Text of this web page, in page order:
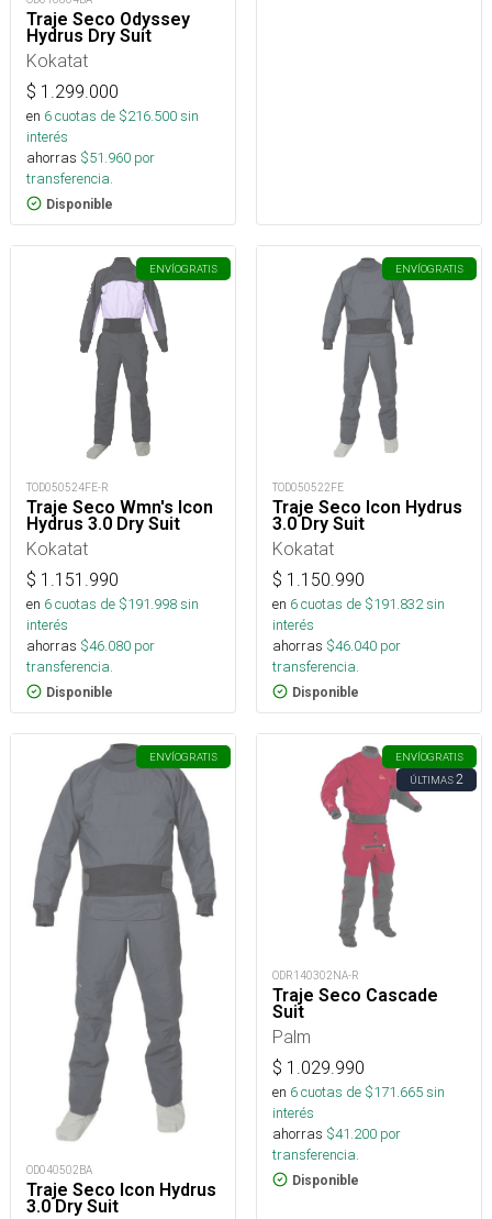
Traje Seco Odyssey
Hydrus Dry Suit
Kokatat
$ 1.299.000
en 6cuotas de $216.500sin
interés
ahorras $51.960 por
transferencia.
Disponible
ENVÍOGRATIS
TOD050524FE-R
Traje Seco Wmn's Icon
Hydrus 3.0 Dry Suit
Kokatat
$ 1.151.990
en 6cuotas de $191.998sin
interés
ahorras $46.080 por
transferencia.
Disponible
ENVÍOGRATIS
TOD050522FE
Traje Seco Icon Hydrus
3.0 Dry Suit
Kokatat
$ 1.150.990
en 6cuotas de $191.832sin
interés
ahorras $46.040 por
transferencia.
Disponible
ENVÍOGRATIS
OD040502BA
Traje Seco Icon Hydrus
3.0 Dry Suit
ENVÍOGRATIS
ÚLTIMAS2
ODR140302NA-R
Traje Seco Cascade
Suit
Palm
$ 1.029.990
en 6cuotas de $171.665sin
interés
ahorras $41.200 por
transferencia.
Disponible